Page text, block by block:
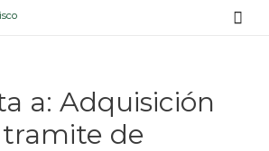
a: Adquisición
de